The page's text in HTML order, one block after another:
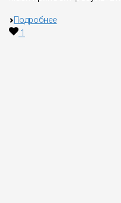
Подробнее
1